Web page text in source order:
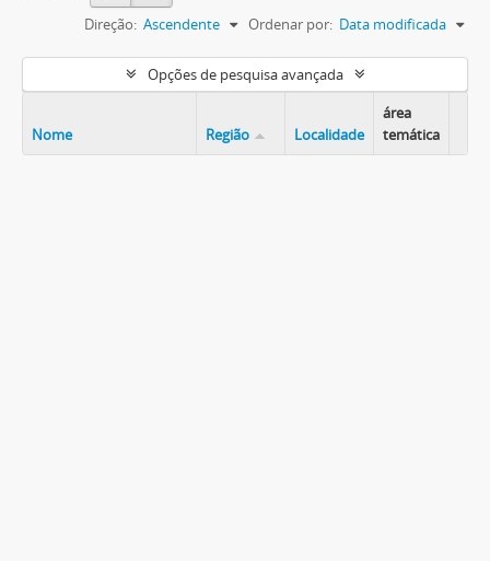
Ordenar por: Data modificada
Direção: Ascendente
Opções de pesquisa avançada
Nome Região Localidade
área
temática